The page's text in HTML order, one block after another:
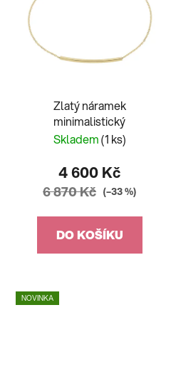
Zlatý náramek
minimalistický
Skladem(1 ks)
4 600 Kč
6 870 Kč (–33 %)
DO KOŠÍKU
NOVINKA